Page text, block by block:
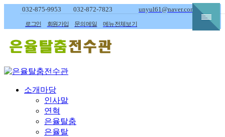
032-875-9953 032-872-7823 unyul61@naver.com
로그인 회원가입 문의메일 메뉴전체보기
소개마당
인사말
연혁
은율탈춤
은율탈